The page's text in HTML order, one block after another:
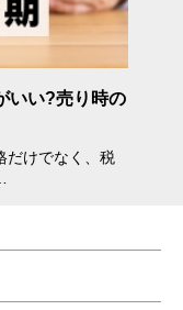
いい?売り時の
だけでなく、税